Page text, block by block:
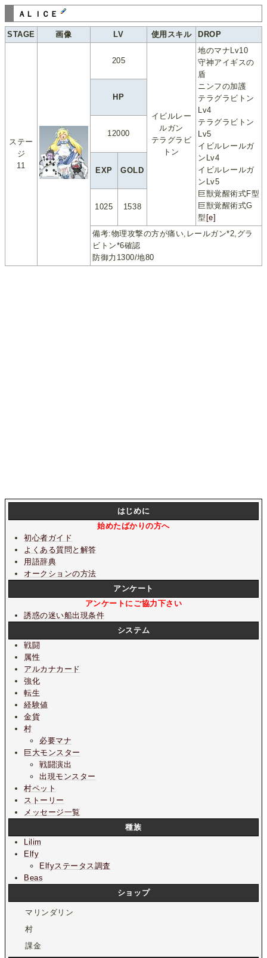
ＡＬＩＣＥ
STAGE 画像 LV 使用スキル DROP
ステー
ジ
11
205
イビルレー
ルガン
テラグラビ
トン
地のマナLv10
守神アイギスの
盾
ニンフの加護
テラグラビトン
Lv4
テラグラビトン
Lv5
イビルレールガ
ンLv4
イビルレールガ
ンLv5
巨獣覚醒術式F型
巨獣覚醒術式G
型 [e]
HP
12000
EXP GOLD
1025 1538
備考:物理攻撃の方が痛い,レールガン*2,グラ
ビトン*6確認
防御力1300/地80
はじめに
始めたばかりの方へ
初心者ガイド
よくある質問と解答
用語辞典
オークションの方法
アンケート
アンケートにご協力下さい
誘惑の迷い船出現条件
システム
戦闘
属性
アルカナカード
強化
転生
経験値
金貨
村
必要マナ
巨大モンスター
戦闘演出
出現モンスター
村ペット
ストーリー
メッセージ一覧
種族
Lilim
Elfy
Elfyステータス調査
Beas
ショップ
マリンダリン
村
課金